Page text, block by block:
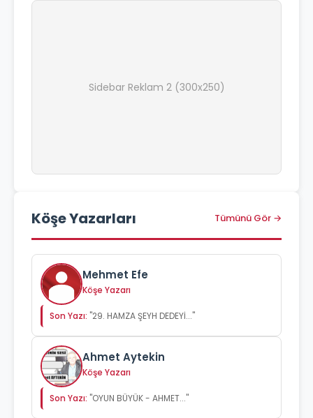
Sidebar Reklam 2 (300x250)
Köşe Yazarları Tümünü Gör →
Mehmet Efe
Köşe Yazarı
Son Yazı: "29. HAMZA ŞEYH DEDEYİ..."
Ahmet Aytekin
Köşe Yazarı
Son Yazı: "OYUN BÜYÜK - AHMET..."